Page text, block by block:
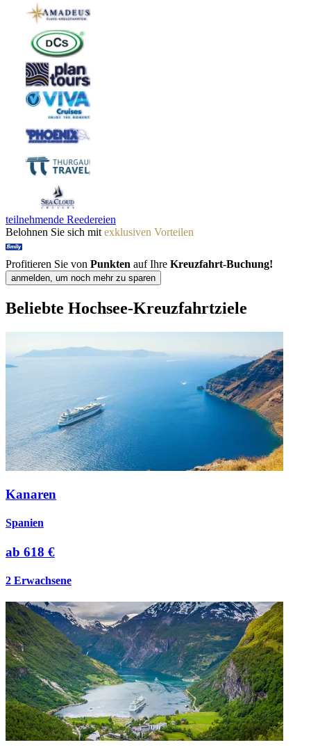
teilnehmende Reedereien
Belohnen Sie sich mitexklusiven Vorteilen
Profitieren Sie von Punkten auf Ihre Kreuzfahrt-Buchung!
anmelden, um noch mehr zu sparen
Beliebte Hochsee-Kreuzfahrtziele
Kanaren
Spanien
ab 618 €
2 Erwachsene